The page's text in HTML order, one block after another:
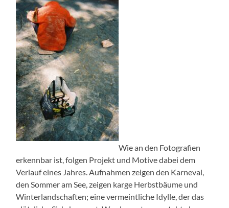
Wie an den Fotografien
erkennbar ist, folgen Projekt und Motive dabei dem
Verlauf eines Jahres. Aufnahmen zeigen den Karneval,
den Sommer am See, zeigen karge Herbstbäume und
Winterlandschaften; eine vermeintliche Idylle, der das